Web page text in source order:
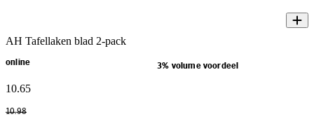
AH Tafellaken blad 2-pack
online 3% volume voordeel
10.65
10.98